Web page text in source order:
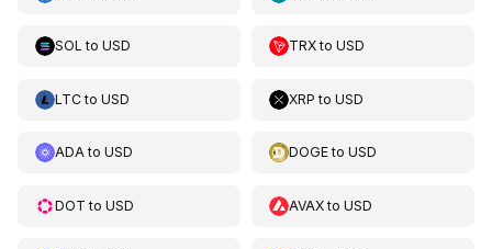
SOL to USD TRXtoUSD
LTCto USD XRP toUSD
ADAto USD DOGEtoUSD
DOT to USD AVAXtoUSD